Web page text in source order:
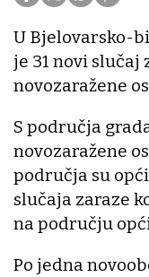
U Bjelovarsko-
je 31 novi slučaj
novozaražene
S područja
novozaražene
područja su
slučaja zaraze
na području
Po jedna